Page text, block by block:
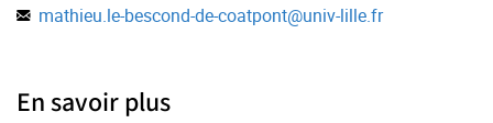
mathieu.le-bescond-de-coatpont@univ-lille.fr
En savoir plus